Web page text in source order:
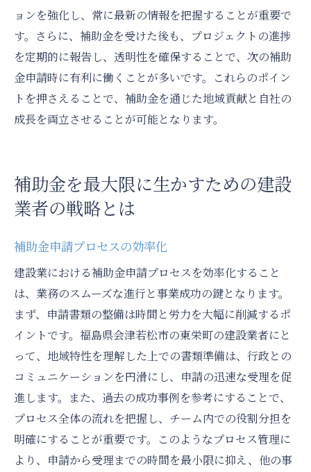
ョンを強化し、常に最新の情報を把握することが重要で
す。さらに、補助金を受けた後も、プロジェクトの進捗
を定期的に報告し、透明性を確保することで、次の補助
金申請時に有利に働くことが多いです。これらのポイン
トを押さえることで、補助金を通じた地域貢献と自社の
成長を両立させることが可能となります。
補助金を最大限に生かすための建設
業者の戦略とは
補助金申請プロセスの効率化
建設業における補助金申請プロセスを効率化すること
は、業務のスムーズな進行と事業成功の鍵となります。
まず、申請書類の整備は時間と労力を大幅に削減するポ
イントです。福島県会津若松市の東栄町の建設業者にと
って、地域特性を理解した上での書類準備は、行政との
コミュニケーションを円滑にし、申請の迅速な受理を促
進します。また、過去の成功事例を参考にすることで、
プロセス全体の流れを把握し、チーム内での役割分担を
明確にすることが重要です。このようなプロセス管理に
より、申請から受理までの時間を最小限に抑え、他の事